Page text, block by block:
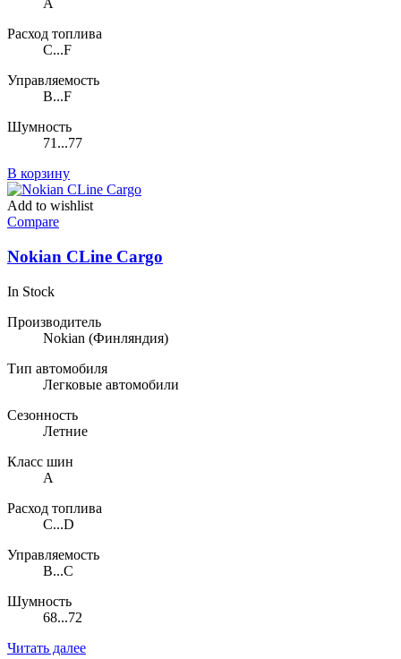
A
Расход топлива
C...F
Управляемость
B...F
Шумность
71...77
В корзину
Add to wishlist
Compare
Nokian CLine Cargo
In Stock
Производитель
Nokian (Финляндия)
Тип автомобиля
Легковые автомобили
Сезонность
Летние
Класс шин
A
Расход топлива
C...D
Управляемость
B...C
Шумность
68...72
Читать далее